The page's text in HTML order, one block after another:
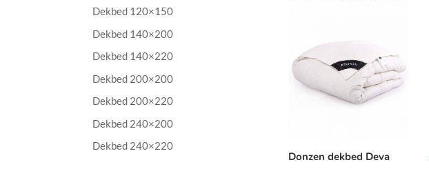
Dekbed 120×150
Dekbed 140×200
Dekbed 140×220
Dekbed 200×200
Dekbed 200×220
Dekbed 240×200
Dekbed 240×220
Donzen dekbed Deva